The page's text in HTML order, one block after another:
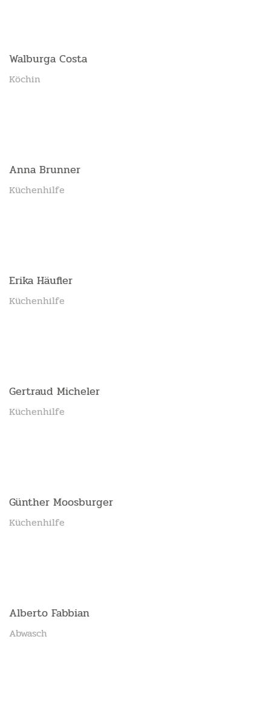
Walburga Costa
Köchin
Anna Brunner
Küchenhilfe
Erika Häufler
Küchenhilfe
Gertraud Micheler
Küchenhilfe
Günther Moosburger
Küchenhilfe
Alberto Fabbian
Abwasch